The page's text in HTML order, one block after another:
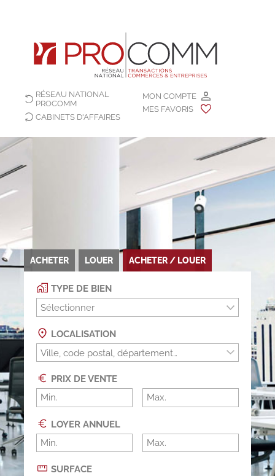
MON COMPTE
MES FAVORIS
RÉSEAU NATIONAL
PROCOMM
CABINETS D'AFFAIRES
ACHETER LOUER ACHETER / LOUER
TYPE DE BIEN
Sélectionner
LOCALISATION
PRIX DE VENTE
LOYER ANNUEL
SURFACE